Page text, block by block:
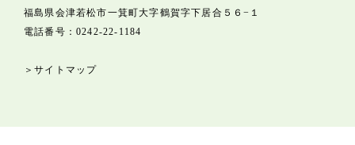
福島県会津若松市一箕町大字鶴賀字下居合５６−１
電話番号： 0242-22-1184
＞サイトマップ